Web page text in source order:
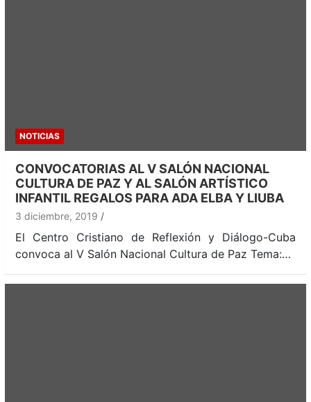
NOTICIAS
CONVOCATORIAS AL V SALÓN NACIONAL
CULTURA DE PAZ Y AL SALÓN ARTÍSTICO
INFANTIL REGALOS PARA ADA ELBA Y LIUBA
3 diciembre, 2019
El Centro Cristiano de Reflexión y Diálogo-Cuba
convoca al V Salón Nacional Cultura de Paz Tema:…